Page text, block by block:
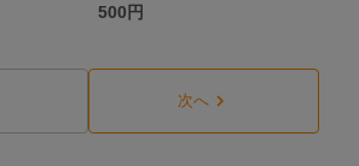
500円
次へ